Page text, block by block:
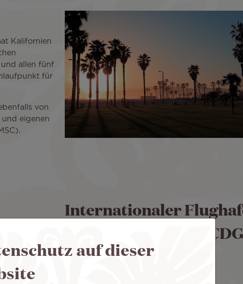
Kalifornien
allen fünf
für
von
eigenen
Internationaler
Charles de Gaulle – CDG
auf dieser